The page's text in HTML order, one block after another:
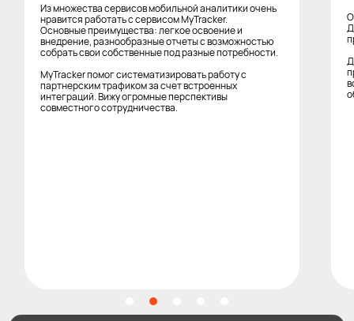
Из множества сервисов мобильной аналитики очень
нравится работать с сервисом MyTracker.
Основные преимущества: легкое освоение и
внедрение, разнообразные отчеты с возможностью
собрать свои собственные под разные потребности.
MyTracker помог систематизировать работу с
партнерским трафиком за счет встроенных
интеграций. Вижу огромные перспективы
совместного сотрудничества.